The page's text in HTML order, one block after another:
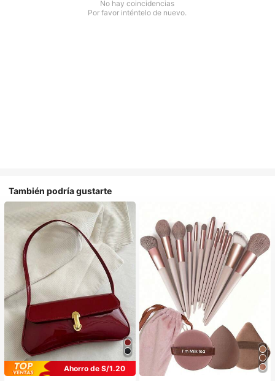
No hay coincidencias
Por favor inténtelo de nuevo.
También podría gustarte
Ahorro de S/1.20